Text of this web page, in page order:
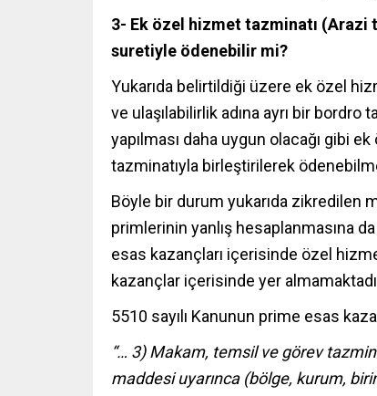
3- Ek özel hizmet tazminatı (Arazi
suretiyle ödenebilir mi?
Yukarıda belirtildiği üzere ek özel
ve ulaşılabilirlik adına ayrı bir
yapılması daha uygun olacağı gibi
tazminatıyla birleştirilerek
Böyle bir durum yukarıda zikredilen
primlerinin yanlış hesaplanmasına
esas kazançları içerisinde özel
kazançlar içerisinde yer
5510 sayılı Kanunun prime esas
“… 3) Makam, temsil ve görev
maddesi uyarınca (bölge, kurum,